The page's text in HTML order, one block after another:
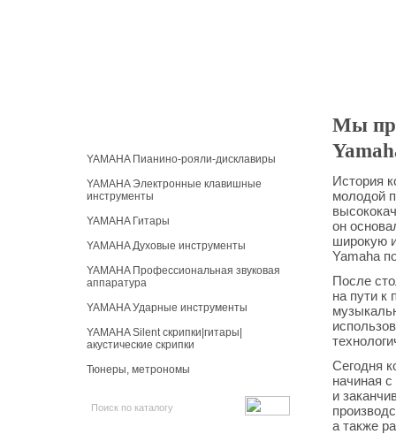
YAMAHA Пианино-рояли-дисклавиры
YAMAHA Электронные клавишные
инструменты
YAMAHA Гитары
YAMAHA Духовые инструменты
YAMAHA Профессиональная звуковая
аппаратура
YAMAHA Ударные инструменты
YAMAHA Silent скрипки|гитары|
акустические скрипки
Тюнеры, метрономы
Мы
История
молодой
он
широкую
Yamaha
После
на пути к
Сегодня
начиная
и
а также